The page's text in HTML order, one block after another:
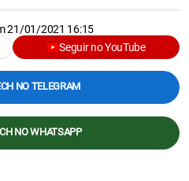
21/01/2021 16:15
Seguir no YouTube
NO TELEGRAM
NO WHATSAPP